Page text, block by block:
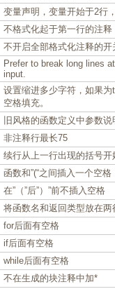
变量声明，变量开始于2行
不格式化起于第一行的注释
不开启全部格式化注释的开
Prefer to break long lines
input.
设置缩进多少字符，如果
空格填充。
旧风格的函数定义中参数
非注释行最长75
续行从上一行出现的括号开
函数和”(“之间插入一个空格
在”（”后”）”前不插入空格
将函数名和返回类型放在两
for后面有空格
if后面有空格
while后面有空格
不在生成的块注释中加*